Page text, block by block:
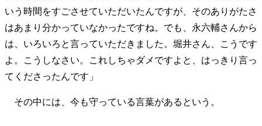
社会・カルチャー・マネー
地域とつながる/お金との付き合い方
いう時間をすごさせていただいたんですが、そのありがたさ
はあまり分かっていなかったですね。でも、永六輔さんから
は、いろいろと言っていただきました。堀井さん、こうです
よ。こうしなさい。これしちゃダメですよと、はっきり言っ
てくださったんです」
その中には、今も守っている言葉があるという。